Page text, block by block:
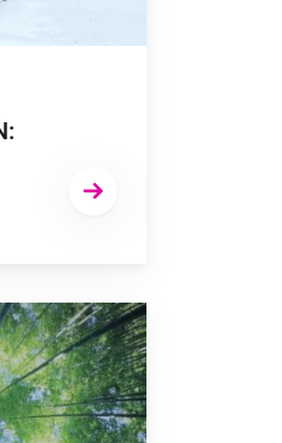
PENSIOEN PAS ECHT ZODEN